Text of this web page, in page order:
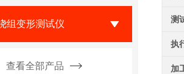
组变形测试仪
查看全部产品
测
执
加